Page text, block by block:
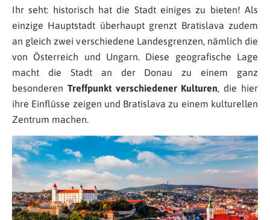
Ihr seht: historisch hat die Stadt einiges zu bieten! Als
einzige Hauptstadt überhaupt grenzt Bratislava zudem
an gleich zwei verschiedene Landesgrenzen, nämlich die
von Österreich und Ungarn. Diese geografische Lage
macht die Stadt an der Donau zu einem ganz
besonderen Treffpunkt verschiedener Kulturen, die hier
ihre Einflüsse zeigen und Bratislava zu einem kulturellen
Zentrum machen.